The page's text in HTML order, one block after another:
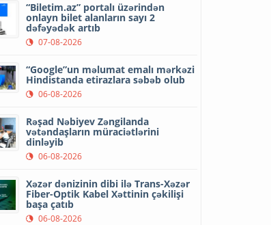
“Biletim.az” portalı üzərindən
onlayn bilet alanların sayı 2
dəfəyədək artıb
07-08-2026
“Google”un məlumat emalı mərkəzi
Hindistanda etirazlara səbəb olub
06-08-2026
Rəşad Nəbiyev Zəngilanda
vətəndaşların müraciətlərini
dinləyib
06-08-2026
Xəzər dənizinin dibi ilə Trans-Xəzər
Fiber-Optik Kabel Xəttinin çəkilişi
başa çatıb
06-08-2026